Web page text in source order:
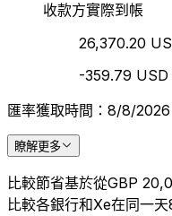
收款方實際到帳
26,370.20
-359.79 USD
匯率獲取時間：8/8/2026
瞭解更多
比較節省基於從GBP
比較各銀行和Xe在同一